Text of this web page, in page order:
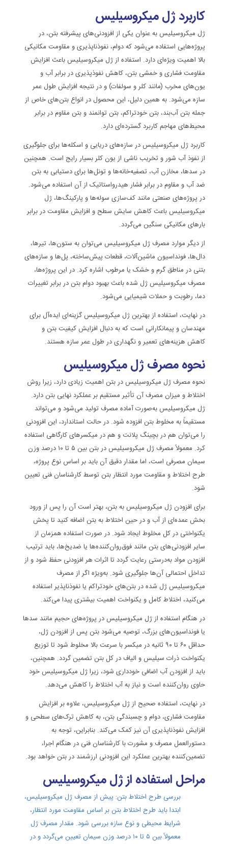
کاربرد ژل میکروسیلیس
ژل میکروسیلیس به عنوان یکی از افزودنی‌های پیشرفته بتن، در
پروژه‌هایی استفاده می‌شود که دوام، نفوذناپذیری و مقاومت مکانیکی
بالا اهمیت ویژه‌ای دارد. استفاده از ژل میکروسیلیس باعث افزایش
مقاومت فشاری و خمشی بتن، کاهش نفوذپذیری در برابر آب و
یون‌های مخرب (مانند کلر و سولفات) و در نتیجه افزایش طول عمر
سازه می‌شود. به همین دلیل، این محصول در انواع بتن‌های خاص از
جمله بتن آب‌بند، بتن خودتراکم، بتن توانمند و بتن مقاوم در برابر
محیط‌های مهاجم کاربرد گسترده‌ای دارد.
کاربرد ژل میکروسیلیس در سازه‌های دریایی و اسکله‌ها برای جلوگیری
از نفوذ آب شور و تخریب ناشی از یون کلر بسیار رایج است. همچنین
در سدها، مخازن آب، تصفیه‌خانه‌ها و تونل‌ها برای دستیابی به بتن
ضد آب و مقاوم در برابر فشار هیدرواستاتیک از آن استفاده می‌شود.
در پروژه‌های صنعتی مانند کف‌سازی سوله‌ها و پارکینگ‌ها، ژل
میکروسیلیس باعث کاهش سایش سطح و افزایش مقاومت در برابر
بارهای مکانیکی سنگین می‌گردد.
از دیگر موارد مصرف ژل میکروسیلیس می‌توان به ستون‌ها، تیرها،
دال‌ها، فونداسیون ماشین‌آلات، قطعات پیش‌ساخته، پل‌ها و سازه‌های
بتنی در مناطق گرم و خشک یا مرطوب اشاره کرد. در این پروژه‌ها،
مصرف میکروسیلیس ژل شده باعث بهبود دوام بتن در برابر تغییرات
دما، رطوبت و حملات شیمیایی می‌شود.
در نهایت، استفاده از بهترین ژل میکروسیلیس گزینه‌ای ایده‌آل برای
مهندسان و پیمانکارانی است که به دنبال افزایش کیفیت بتن و
کاهش هزینه‌های تعمیر و نگهداری در طول عمر سازه هستند.
نحوه مصرف ژل میکروسیلیس
نحوه مصرف ژل میکروسیلیس در بتن اهمیت زیادی دارد، زیرا روش
اختلاط و میزان مصرف آن تأثیر مستقیم بر عملکرد نهایی بتن دارد.
ژل میکروسیلیس به‌صورت آماده مصرف تولید می‌شود و می‌تواند
مستقیماً به مخلوط بتن افزوده شود. در حالت استاندارد، این افزودنی
را می‌توان هم در بچینگ پلانت و هم در میکسرهای کارگاهی استفاده
کرد. معمولاً مصرف ژل میکروسیلیس در بتن بین ۵ تا ۱۰ درصد وزن
سیمان مصرفی است، اما مقدار دقیق آن باید بر اساس نوع پروژه،
طرح اختلاط و مقاومت مورد انتظار بتن توسط کارشناسان فنی تعیین
شود.
برای افزودن ژل میکروسیلیس به بتن، بهتر است آن را پس از ورود
بخش عمده‌ای از آب و در حین اختلاط به بتن اضافه کنید تا پخش
یکنواختی در کل مخلوط ایجاد شود. در صورت استفاده همزمان از
سایر افزودنی‌های بتن مانند فوق‌روان‌کننده‌ها یا ضدیخ‌ها، باید ترتیب
افزودن مواد به‌درستی رعایت گردد تا اثرات هر افزودنی حفظ شود و از
تداخل احتمالی آن‌ها جلوگیری شود. به‌ویژه اگر از مصرف
میکروسیلیس ژل شده در بتن‌های خودتراکم یا نفوذناپذیر استفاده
می‌کنید، اختلاط کامل و یکنواخت اهمیت بیشتری پیدا می‌کند.
در هنگام استفاده از ژل میکروسیلیس در پروژه‌های حجیم مانند سدها
یا فونداسیون‌های بزرگ، توصیه می‌شود بتن پس از افزودن ژل،
حداقل ۶۰ تا ۹۰ ثانیه در میکسر با سرعت بالا مخلوط شود تا توزیع
یکنواخت ذرات سیلیس و الیاف در کل بتن تضمین گردد. همچنین،
باید از افزودن آب اضافی خودداری شود، زیرا ژل میکروسیلیس خود
حاوی روان‌کننده است و نیاز به آب اختلاط را کاهش می‌دهد.
در نهایت، استفاده صحیح از ژل میکروسیلیس، علاوه بر افزایش
مقاومت فشاری، دوام و چسبندگی بتن، به کاهش ترک‌های سطحی و
افزایش نفوذناپذیری آن نیز کمک می‌کند. بنابراین، توجه به
دستورالعمل مصرف و مشورت با کارشناسان فنی در هنگام اجرا،
تضمین‌کننده بهترین عملکرد این افزودنی ارزشمند در بتن خواهد بود.
مراحل استفاده از ژل میکروسیلیس
بررسی طرح اختلاط بتن: پیش از مصرف ژل میکروسیلیس،
ابتدا باید طرح اختلاط بتن بر اساس مقاومت مورد انتظار،
شرایط محیطی و نوع سازه بررسی شود. مقدار مصرف ژل
معمولاً بین ۵ تا ۱۰ درصد وزن سیمان تعیین می‌گردد و در